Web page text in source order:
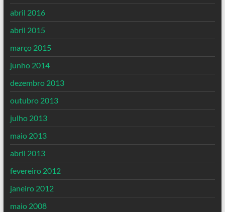
abril 2016
abril 2015
março 2015
junho 2014
dezembro 2013
outubro 2013
julho 2013
maio 2013
abril 2013
fevereiro 2012
janeiro 2012
maio 2008